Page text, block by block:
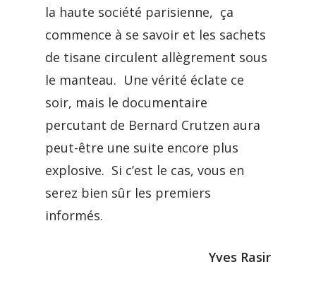
la haute société parisienne, ça
commence à se savoir et les sachets
de tisane circulent allègrement sous
le manteau. Une vérité éclate ce
soir, mais le documentaire
percutant de Bernard Crutzen aura
peut-être une suite encore plus
explosive. Si c’est le cas, vous en
serez bien sûr les premiers
informés.
Yves Rasir